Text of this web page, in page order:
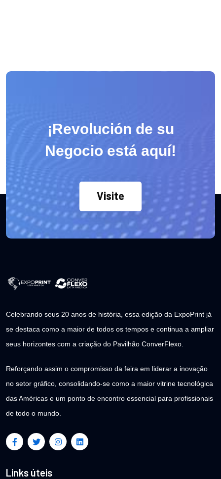
¡Revolución de su
Negocio está aquí!
Visite
Celebrando seus 20 anos de história, essa edição da ExpoPrint já
se destaca como a maior de todos os tempos e continua a ampliar
seus horizontes com a criação do Pavilhão ConverFlexo.
Reforçando assim o compromisso da feira em liderar a inovação
no setor gráfico, consolidando-se como a maior vitrine tecnológica
das Américas e um ponto de encontro essencial para profissionais
de todo o mundo.
Links úteis